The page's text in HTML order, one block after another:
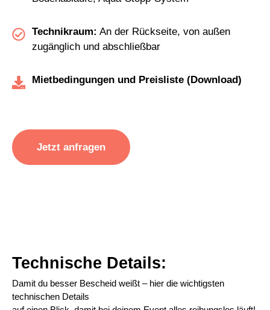
Technikraum: An der Rückseite, von außen
zugänglich und abschließbar
Mietbedingungen und Preisliste (Download)
Jetzt anfragen
Technische Details:
Damit du besser Bescheid weißt – hier die wichtigsten
technischen Details